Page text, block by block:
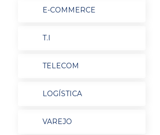
E-COMMERCE
T.I
TELECOM
LOGÍSTICA
VAREJO